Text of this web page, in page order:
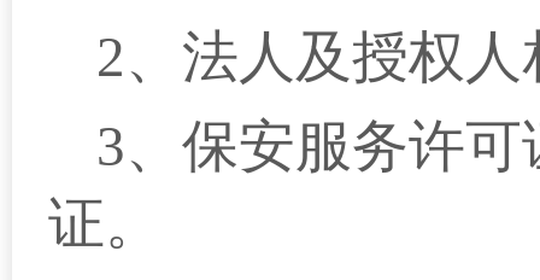
2、法人及授权
3、保安服务许
证。